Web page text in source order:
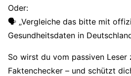
Oder:
🗣️ „Vergleiche das bitte mit
Gesundheitsdaten in
So wirst du vom passiven Leser
Faktenchecker – und schützt